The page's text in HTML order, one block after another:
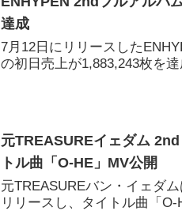
ENHYPEN 2ndフルアルバ
達成
7月12日にリリースした
の初日売上が1,883,243枚を達
元TREASUREイェダム
トル曲「O-HE」MV公開
元TREASUREバン・イェダ
リリースし、タイトル曲「